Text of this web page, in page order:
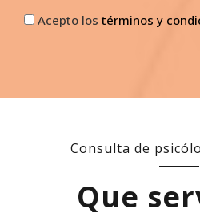
Acepto los términos y
Consulta de
Que